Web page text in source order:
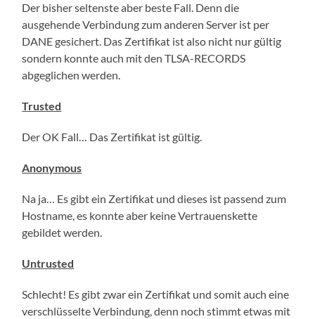
Der bisher seltenste aber beste Fall. Denn die
ausgehende Verbindung zum anderen Server ist per
DANE gesichert. Das Zertifikat ist also nicht nur gültig
sondern konnte auch mit den TLSA-RECORDS
abgeglichen werden.
Trusted
Der OK Fall… Das Zertifikat ist gültig.
Anonymous
Na ja… Es gibt ein Zertifikat und dieses ist passend zum
Hostname, es konnte aber keine Vertrauenskette
gebildet werden.
Untrusted
Schlecht! Es gibt zwar ein Zertifikat und somit auch eine
verschlüsselte Verbindung, denn noch stimmt etwas mit